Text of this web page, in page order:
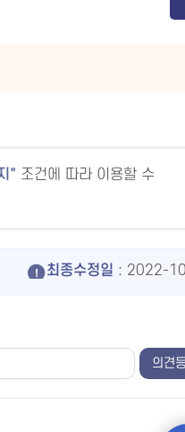
조건에 따라 이용할 수
최종수정일 : 2022-